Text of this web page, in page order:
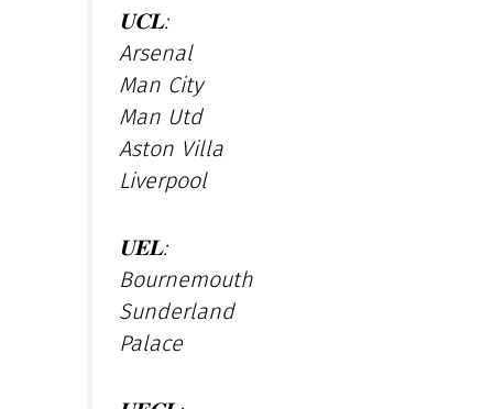
𝐔𝐂𝐋:
Arsenal
Man City
Man Utd
Aston Villa
Liverpool
𝐔𝐄𝐋:
Bournemouth
Sunderland
Palace